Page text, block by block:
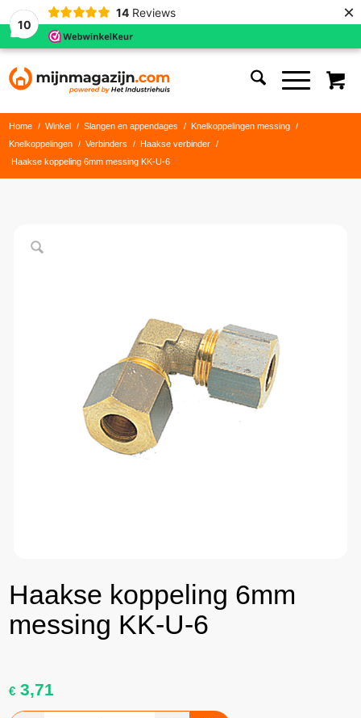
10
14 Reviews ×
Home / Winkel / Slangen en appendages / Knelkoppelingen messing
/
Knelkoppelingen
/ Verbinders / Haakse verbinder
/
Haakse koppeling 6mm messing KK-U-6
Haakse koppeling 6mm
messing KK-U-6
€ 3,71